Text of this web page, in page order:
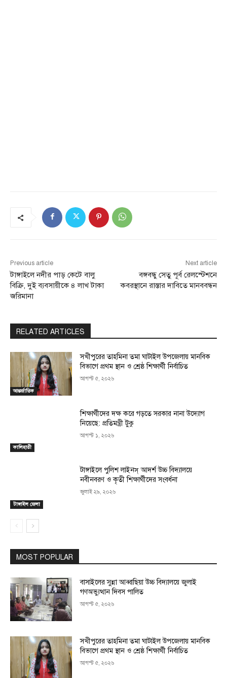
Previous article
টাঙ্গাইলে নদীর পাড় কেটে বালু
বিক্রি, দুই ব্যবসায়ীকে ৪ লাখ টাকা
জরিমানা
Next article
বঙ্গবন্ধু সেতু পূর্ব রেলস্টেশনে
কবরস্থানে রাস্তার দাবিতে মানববন্ধন
RELATED ARTICLES
আন্তর্জাতিক
সখীপুরের তাহমিনা তমা ঘাটাইল উপজেলায় মানবিক
বিভাগে প্রথম স্থান ও শ্রেষ্ঠ শিক্ষার্থী নির্বাচিত
আগস্ট ৫, ২০২৬
কালিহাতী
শিক্ষার্থীদের দক্ষ করে গড়তে সরকার নানা উদ্যোগ
নিয়েছে: প্রতিমন্ত্রী টুকু
আগস্ট ১, ২০২৬
টাঙ্গাইল জেলা
টাঙ্গাইলে পুলিশ লাইনস্ আদর্শ উচ্চ বিদ্যালয়ে
নবীনবরণ ও কৃতী শিক্ষার্থীদের সংবর্ধনা
জুলাই ২৯, ২০২৬
MOST POPULAR
বাসাইলের সুন্না আব্বাছিয়া উচ্চ বিদ্যালয়ে জুলাই
গণঅভ্যুত্থান দিবস পালিত
আগস্ট ৫, ২০২৬
সখীপুরের তাহমিনা তমা ঘাটাইল উপজেলায় মানবিক
বিভাগে প্রথম স্থান ও শ্রেষ্ঠ শিক্ষার্থী নির্বাচিত
আগস্ট ৫, ২০২৬